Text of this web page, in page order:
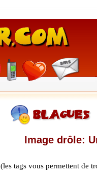
Image drôle:
(les tags vous permettent de